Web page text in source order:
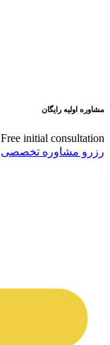
مشاوره اولیه رایگان
Free initial consultation
رزرو مشاوره تخصصی